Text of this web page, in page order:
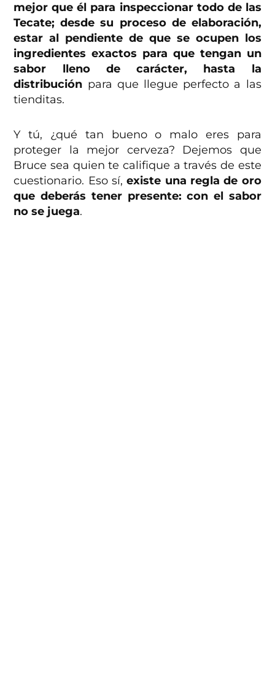
mejor que él para inspeccionar todo de las
Tecate; desde su proceso de elaboración,
estar al pendiente de que se ocupen los
ingredientes exactos para que tengan un
sabor lleno de carácter, hasta la
distribución para que llegue perfecto a las
tienditas.
Y tú, ¿qué tan bueno o malo eres para
proteger la mejor cerveza? Dejemos que
Bruce sea quien te califique a través de este
cuestionario. Eso sí,existe una regla de oro
que deberás tener presente: con el sabor
no se juega.